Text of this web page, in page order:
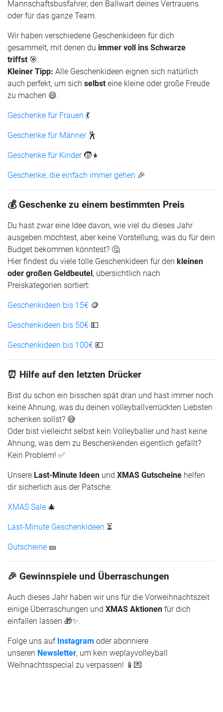
Mannschaftsbusfahrer, den Ballwart deines Vertrauens
oder für das ganze Team.
Wir haben verschiedene Geschenkideen für dich
gesammelt, mit denen du immer voll ins Schwarze
triffst 🎯.
Kleiner Tipp: Alle Geschenkideen eignen sich natürlich
auch perfekt, um sich selbst eine kleine oder große Freude
zu machen 😄.
Geschenke für Frauen 💃
Geschenke für Männer🕺
Geschenke für Kinder 🧒👧
Geschenke, die einfach immer gehen 🎉
💰 Geschenke zu einem bestimmten Preis
Du hast zwar eine Idee davon, wie viel du dieses Jahr
ausgeben möchtest, aber keine Vorstellung, was du für dein
Budget bekommen könntest? 🤔
Hier findest du viele tolle Geschenkideen für den kleinen
oder großen Geldbeutel, übersichtlich nach
Preiskategorien sortiert:
Geschenkideen bis 15€ 🪙
Geschenkideen bis 50€ 💵
Geschenkideen bis 100€ 💶
⏰ Hilfe auf den letzten Drücker
Bist du schon ein bisschen spät dran und hast immer noch
keine Ahnung, was du deinen volleyballverrückten Liebsten
schenken sollst? 😅
Oder bist vielleicht selbst kein Volleyballer und hast keine
Ahnung, was dem zu Beschenkenden eigentlich gefällt?
Kein Problem! ✅
Unsere Last-Minute Ideen und XMAS Gutscheine helfen
dir sicherlich aus der Patsche:
XMAS Sale 🎄
Last-Minute Geschenkideen ⏳
Gutscheine 🎫
🎉 Gewinnspiele und Überraschungen
Auch dieses Jahr haben wir uns für die Vorweihnachtszeit
einige Überraschungen und XMAS Aktionen für dich
einfallen lassen 🎁✨.
Folge uns auf Instagram oder abonniere
unseren Newsletter, um kein weplayvolleyball
Weihnachtsspecial zu verpassen! 📱💌